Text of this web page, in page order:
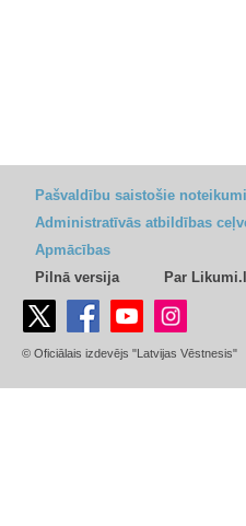
Pašvaldību saistošie noteikumi
Administratīvās atbildības
Apmācības
Pilnā versija
Par
© Oficiālais izdevējs "Latvijas Vēstnesis"